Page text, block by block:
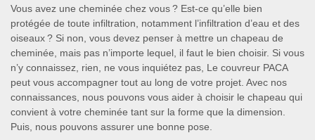
Vous avez une cheminée chez vous ? Est-ce qu’elle bien
protégée de toute infiltration, notamment l’infiltration d’eau et des
oiseaux ? Si non, vous devez penser à mettre un chapeau de
cheminée, mais pas n’importe lequel, il faut le bien choisir. Si vous
n’y connaissez, rien, ne vous inquiétez pas, Le couvreur PACA
peut vous accompagner tout au long de votre projet. Avec nos
connaissances, nous pouvons vous aider à choisir le chapeau qui
convient à votre cheminée tant sur la forme que la dimension.
Puis, nous pouvons assurer une bonne pose.